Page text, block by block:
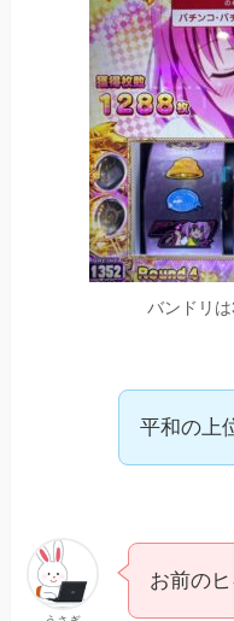
バンドリは
平和の上
お前の